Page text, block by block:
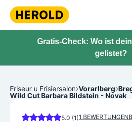
Gratis-Check: Wo ist
gelistet?
Friseur u Frisiersalon Vorarlberg
Wild Cut Barbara Bildstein - Novak
5.0 (1)1 BEWERTUNGEN